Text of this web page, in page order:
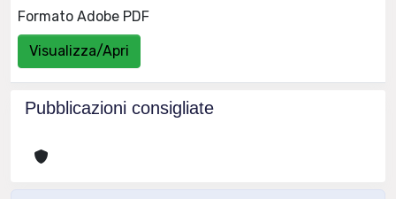
Formato Adobe PDF
Visualizza/Apri
Pubblicazioni consigliate